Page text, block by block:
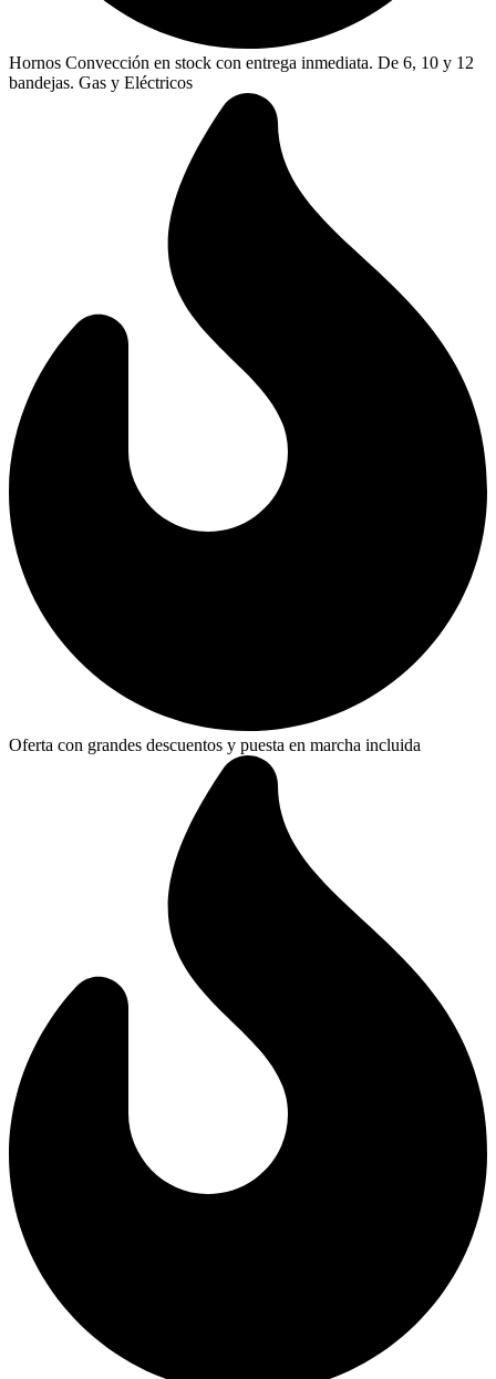
Hornos Convección en stock con entrega inmediata. De 6, 10 y 12
bandejas. Gas y Eléctricos
Oferta con grandes descuentos y puesta en marcha incluida